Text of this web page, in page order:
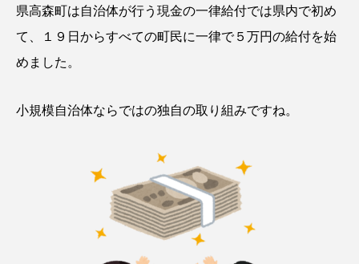
県高森町は自治体が行う現金の一律給付では県内で初め
て、１９日からすべての町民に一律で５万円の給付を始
めました。
小規模自治体ならではの独自の取り組みですね。